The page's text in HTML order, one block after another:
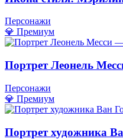
Персонажи
💎 Премиум
Портрет Леонель
Персонажи
💎 Премиум
Портрет художника